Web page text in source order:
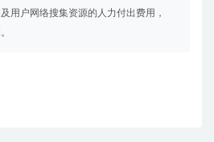
用户网络搜集资源的人力付出费用，